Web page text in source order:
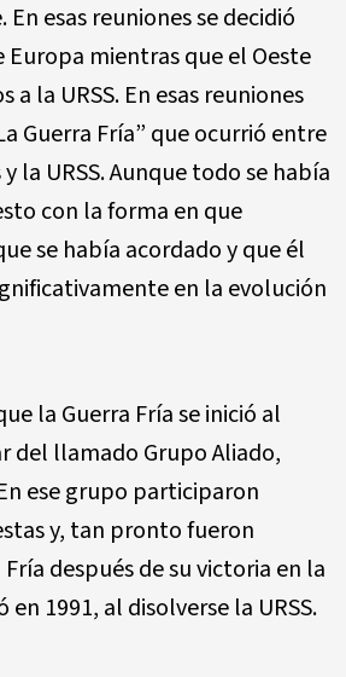
esas reuniones se decidió
Europa mientras que el Oeste
la URSS. En esas reuniones
Guerra Fría” que ocurrió entre
URSS. Aunque todo se había
con la forma en que
se había acordado y que él
en la evolución
la Guerra Fría se inició al
del llamado Grupo Aliado,
ese grupo participaron
y, tan pronto fueron
después de su victoria en la
1991, al disolverse la URSS.